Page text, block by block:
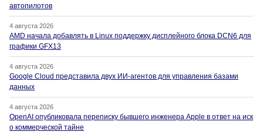
автопилотов
4 августа 2026
AMD начала добавлять в Linux поддержку дисплейного блока DCN6 для
графики GFX13
4 августа 2026
Google Cloud представила двух ИИ-агентов для управления базами
данных
4 августа 2026
OpenAI опубликовала переписку бывшего инженера Apple в ответ на иск
о коммерческой тайне